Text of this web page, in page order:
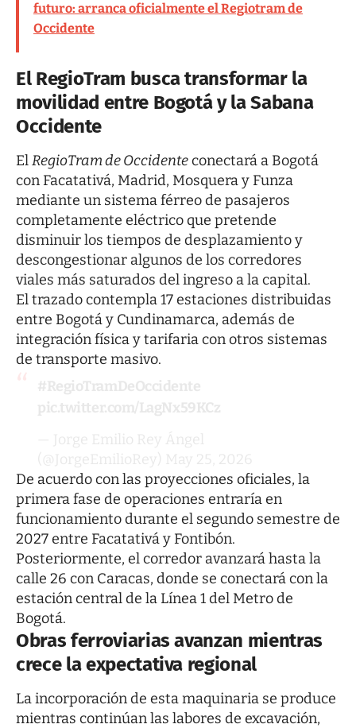
futuro: arranca oficialmente el Regiotram de
Occidente
El RegioTram busca transformar la
movilidad entre Bogotá y la Sabana
Occidente
ElRegioTram de Occidenteconectará a Bogotá
con Facatativá, Madrid, Mosquera y Funza
mediante un sistema férreo de pasajeros
completamente eléctrico que pretende
disminuir los tiempos de desplazamiento y
descongestionar algunos de los corredores
viales más saturados del ingreso a la capital.
El trazado contempla 17 estaciones distribuidas
entre Bogotá y Cundinamarca, además de
integración física y tarifaria con otros sistemas
de transporte masivo.
De acuerdo con las proyecciones oficiales, la
primera fase de operaciones entraría en
funcionamiento durante el segundo semestre de
2027 entre Facatativá y Fontibón.
Posteriormente, el corredor avanzará hasta la
calle 26 con Caracas, donde se conectará con la
estación central de la Línea 1 del Metro de
Bogotá.
Obras ferroviarias avanzan mientras
crece la expectativa regional
La incorporación de esta maquinaria se produce
mientras continúan las labores de excavación,